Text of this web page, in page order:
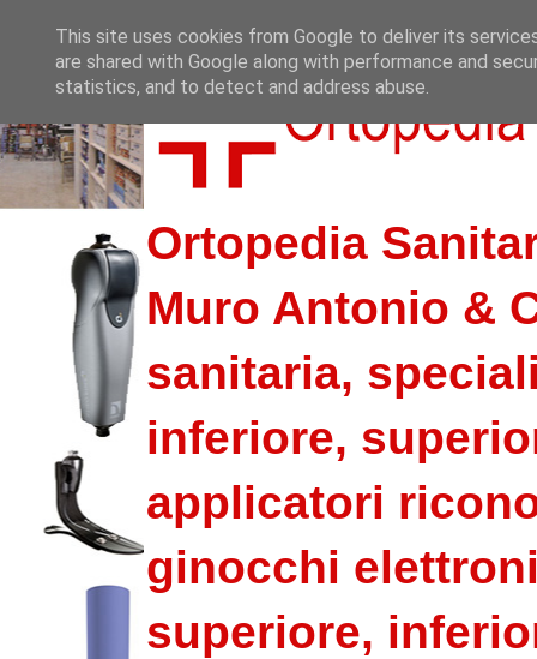
Ortopedia
Muro Antonio &
sanitaria,
inferiore,
applicatori
ginocchi
superiore,
This site uses cookies from Google to deliver its
are shared with Google along with performance and
statistics, and to detect and address abuse.